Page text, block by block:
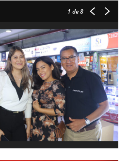
1 de 8